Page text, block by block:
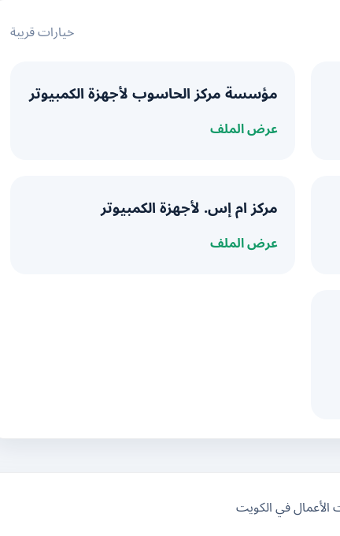
خيارات قريبة
مؤسسة مركز الحاسوب لأجهزة الكمبيوتر
عرض الملف
مركز ام إس. لأجهزة الكمبيوتر
عرض الملف
الأعمال في الكويت